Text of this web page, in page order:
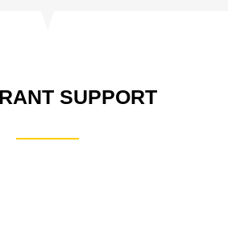
SUPPORT